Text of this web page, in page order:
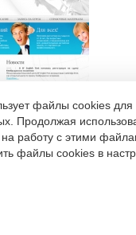
+7 495 777-
файлы cookies для
Продолжая
на работу с этими
файлы cookies в